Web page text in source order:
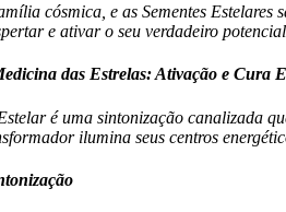
cósmica, e as Sementes
e ativar o seu verdadeiro
das Estrelas: Ativação e Cura
é uma sintonização canalizada
ilumina seus centros